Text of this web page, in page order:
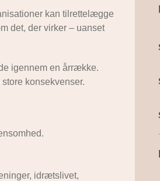
kan tilrettelægge
det, der virker – uanset
igennem en årrække.
konsekvenser.
idrætslivet,